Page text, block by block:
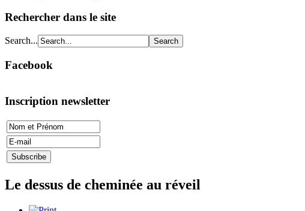
Rechercher dans le site
Search...
Facebook
Inscription newsletter
Le dessus de cheminée au réveil